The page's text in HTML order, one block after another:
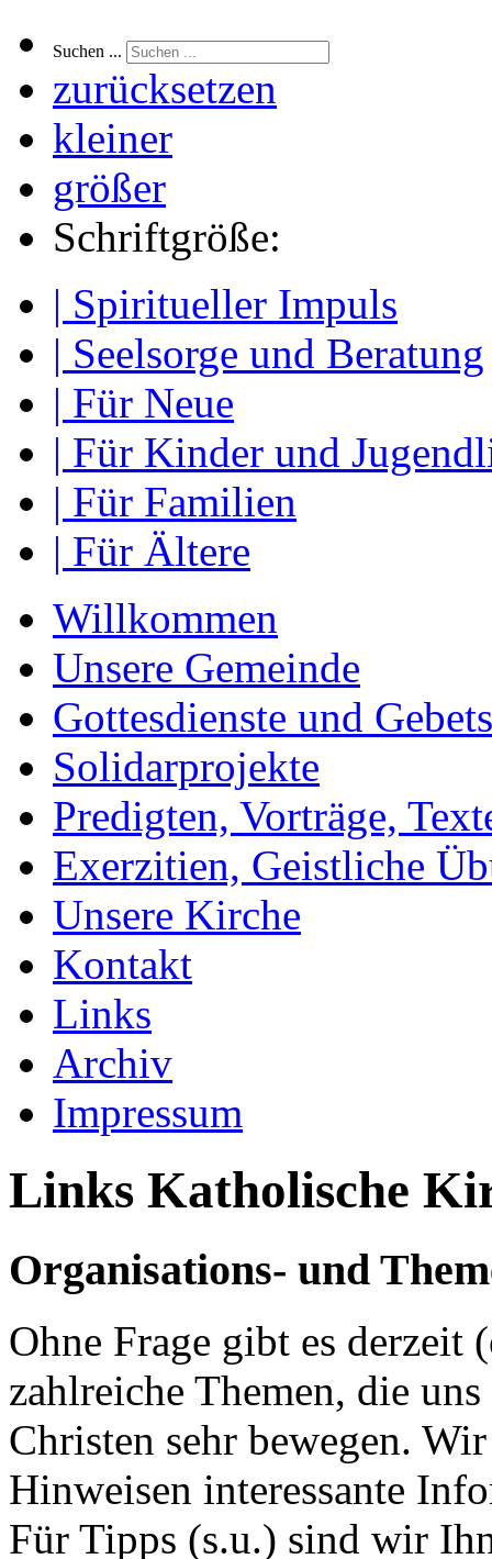
Suchen ...
zurücksetzen
kleiner
größer
Schriftgröße:
| Spiritueller Impuls
| Seelsorge und Beratung
| Für Neue
| Für Kinder und
| Für Familien
| Für Ältere
Willkommen
Unsere Gemeinde
Gottesdienste und
Solidarprojekte
Predigten, Vorträge,
Exerzitien, Geistliche
Unsere Kirche
Kontakt
Links
Archiv
Impressum
Links Katholische
Organisations- und
Ohne Frage gibt es
zahlreiche Themen, die
Christen sehr bewegen.
Hinweisen interessante
Für Tipps (s.u.) sind wir